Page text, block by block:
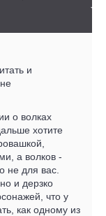
и
о волках
хотите
а волков -
не для вас.
и дерзко
что у
как одному из